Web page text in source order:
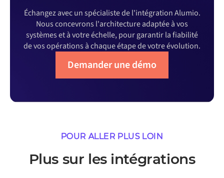
Échangez avec un spécialiste de l'intégration Alumio.
Nous concevrons l'architecture adaptée à vos
systèmes et à votre échelle, pour garantir la fiabilité
de vos opérations à chaque étape de votre évolution.
Demander une démo
POUR ALLER PLUS LOIN
Plus sur les intégrations